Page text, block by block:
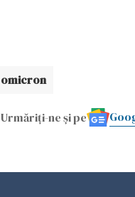
omicron
Urmăriți-ne și pe